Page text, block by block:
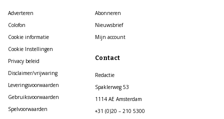
Adverteren
Colofon
Cookie informatie
Cookie Instellingen
Privacy beleid
Disclaimer/vrijwaring
Leveringsvoorwaarden
Gebruiksvoorwaarden
Spelvoorwaarden
Abonneren
Nieuwsbrief
Mijn account
Contact
Redactie
Spaklerweg 53
1114 AE Amsterdam
+31 (0)20 – 210 5300